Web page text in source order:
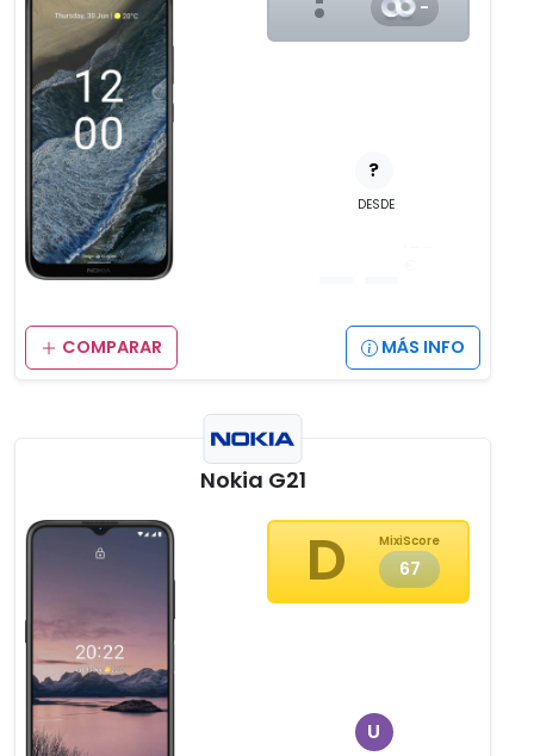
-
?
DESDE
COMPARAR MÁS INFO
Nokia G21
D MixiScore
67
U